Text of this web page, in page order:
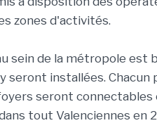
zones d'activités.
sein de la métropole est
seront installées.
seront connectables
tout Valenciennes en